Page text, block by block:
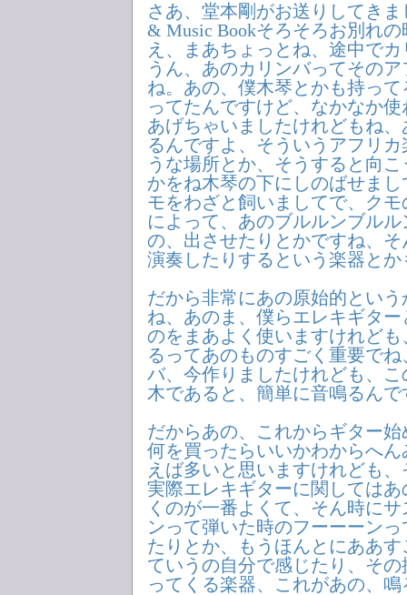
さあ、堂本剛がお送りしてきま
& Music Bookそろそろお別れ
え、まあちょっとね、途中で
うん、あのカリンバってその
ね。あの、僕木琴とかも持っ
ってたんですけど、なかなか
あげちゃいましたけれどもね
るんですよ、そういうアフリ
うな場所とか、そうすると向
かをね木琴の下にしのばせま
モをわざと飼いましてで、ク
によって、あのブルルンブル
の、出させたりとかですね、
演奏したりするという楽器と
だから非常にあの原始的とい
ね、あのま、僕らエレキギタ
のをまあよく使いますけれど
るってあのものすごく重要で
バ、今作りましたけれども、
木であると、簡単に音鳴るんで
だからあの、これからギター
何を買ったらいいかわからへ
えば多いと思いますけれども
実際エレキギターに関しては
くのが一番よくて、そん時に
ンって弾いた時のフーーーン
たりとか、もうほんとにああ
ていうの自分で感じたり、そ
ってくる楽器、これがあの、